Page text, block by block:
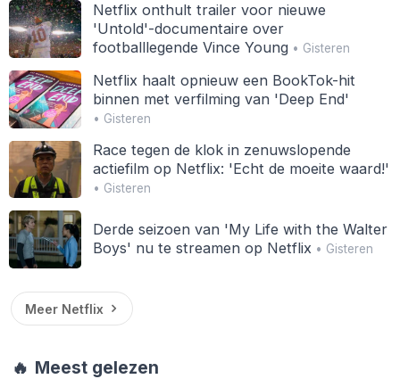
Netflix onthult trailer voor nieuwe
'Untold'-documentaire over
footballlegende Vince Young• Gisteren
Netflix haalt opnieuw een BookTok-hit
binnen met verfilming van 'Deep End'
• Gisteren
Race tegen de klok in zenuwslopende
actiefilm op Netflix: 'Echt de moeite waard!'
• Gisteren
Derde seizoen van 'My Life with the Walter
Boys' nu te streamen op Netflix• Gisteren
Meer Netflix
🔥 Meest gelezen